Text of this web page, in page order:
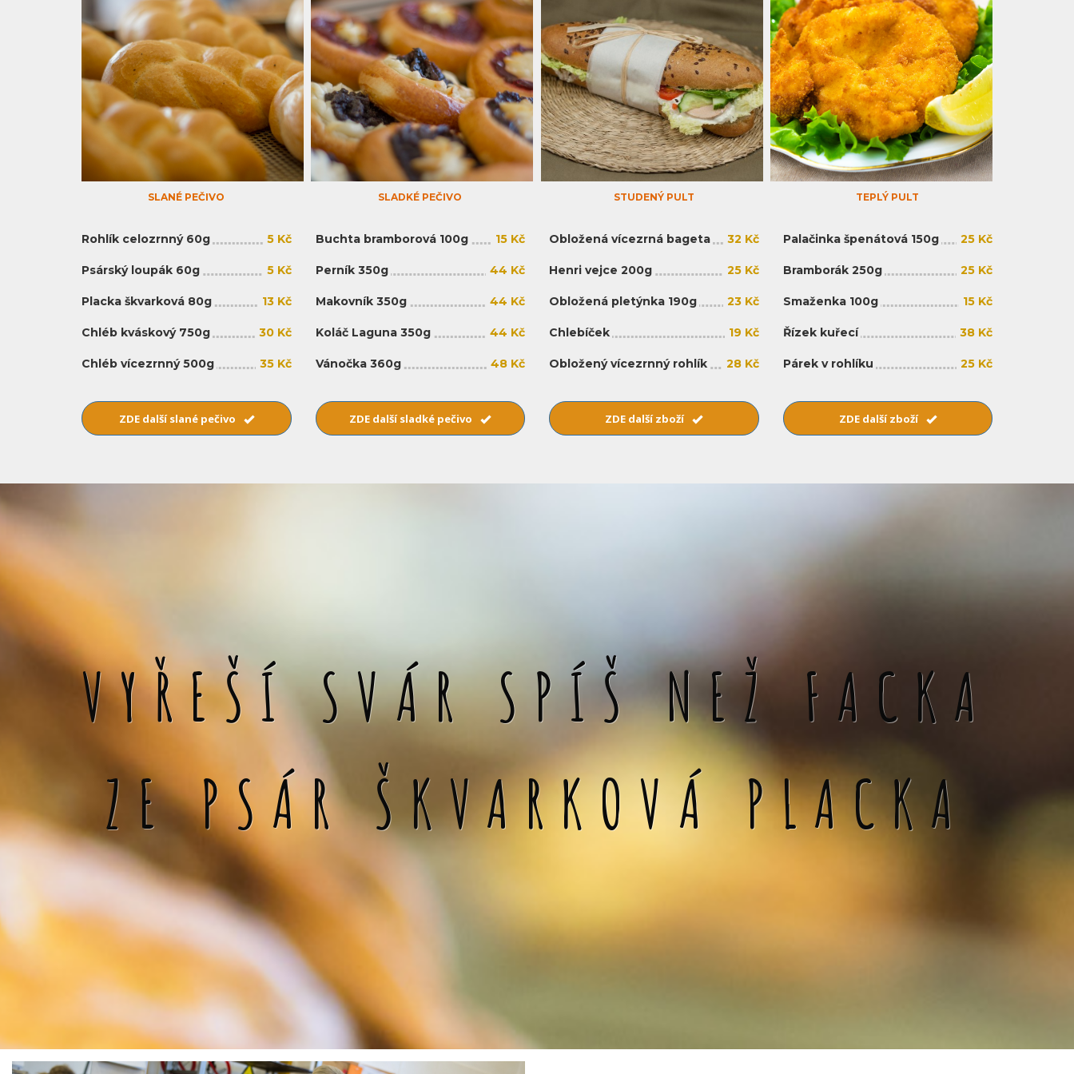
SLANÉ PEČIVO
Rohlík celozrnný 60g 5 Kč
Psárský loupák 60g 5 Kč
Placka škvarková 80g 13 Kč
Chléb kváskový 750g 30 Kč
Chléb vícezrnný 500g 35 Kč
ZDE další slané pečivo
SLADKÉ PEČIVO
Buchta bramborová 100g 15 Kč
Perník 350g 44 Kč
Makovník 350g 44 Kč
Koláč Laguna 350g 44 Kč
Vánočka 360g 48 Kč
ZDE další sladké pečivo
STUDENÝ PULT
Obložená vícezrná bageta 32 Kč
Henri vejce 200g 25 Kč
Obložená pletýnka 190g 23 Kč
Chlebíček 19 Kč
Obložený vícezrnný rohlík 28 Kč
ZDE další zboží
TEPLÝ PULT
Palačinka špenátová 150g 25 Kč
Bramborák 250g 25 Kč
Smaženka 100g 15 Kč
Řízek kuřecí 38 Kč
Párek v rohlíku 25 Kč
ZDE další zboží
VYŘEŠÍ SVÁR SPÍŠ NEŽ FACKA
ZE PSÁR ŠKVARKOVÁ PLACKA